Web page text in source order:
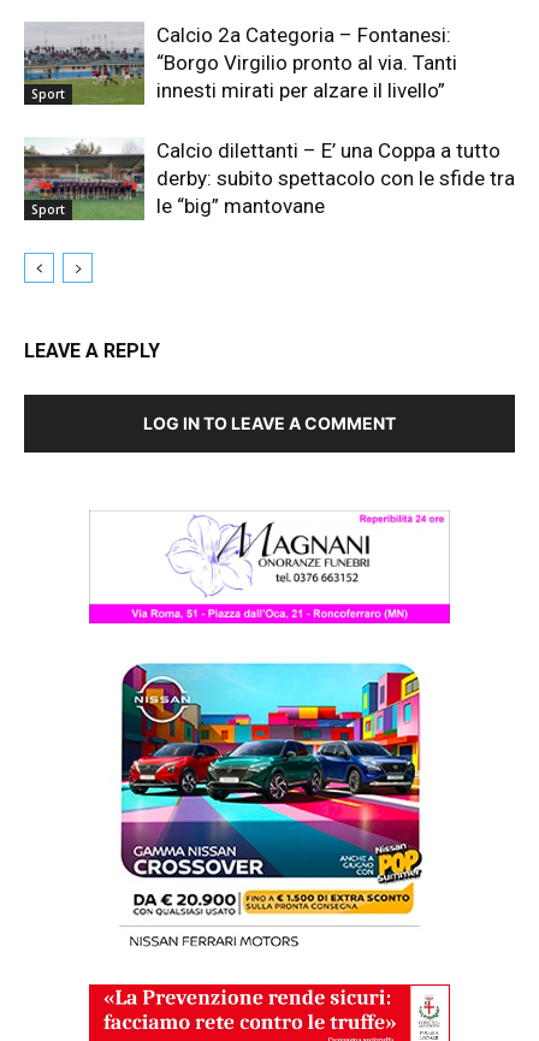
Sport
Calcio 2a Categoria – Fontanesi:
“Borgo Virgilio pronto al via. Tanti
innesti mirati per alzare il livello”
Sport
Calcio dilettanti – E’ una Coppa a tutto
derby: subito spettacolo con le sfide tra
le “big” mantovane
LEAVE A REPLY
LOG IN TO LEAVE A COMMENT